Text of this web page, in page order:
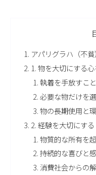
アパリグラハ（不
1. 物を大切にする
執着を手放すこ
必要な物だけを
物の長期使用と
2. 経験を大切にする
物質的な所有を
持続的な喜びと
消費社会からの